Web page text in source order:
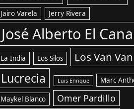
Jairo Varela Jerry Rivera
José Alberto El
La India Los Silos Los Van Van
Lucrecia Luis Enrique Marc
Maykel Blanco Omer Pardillo